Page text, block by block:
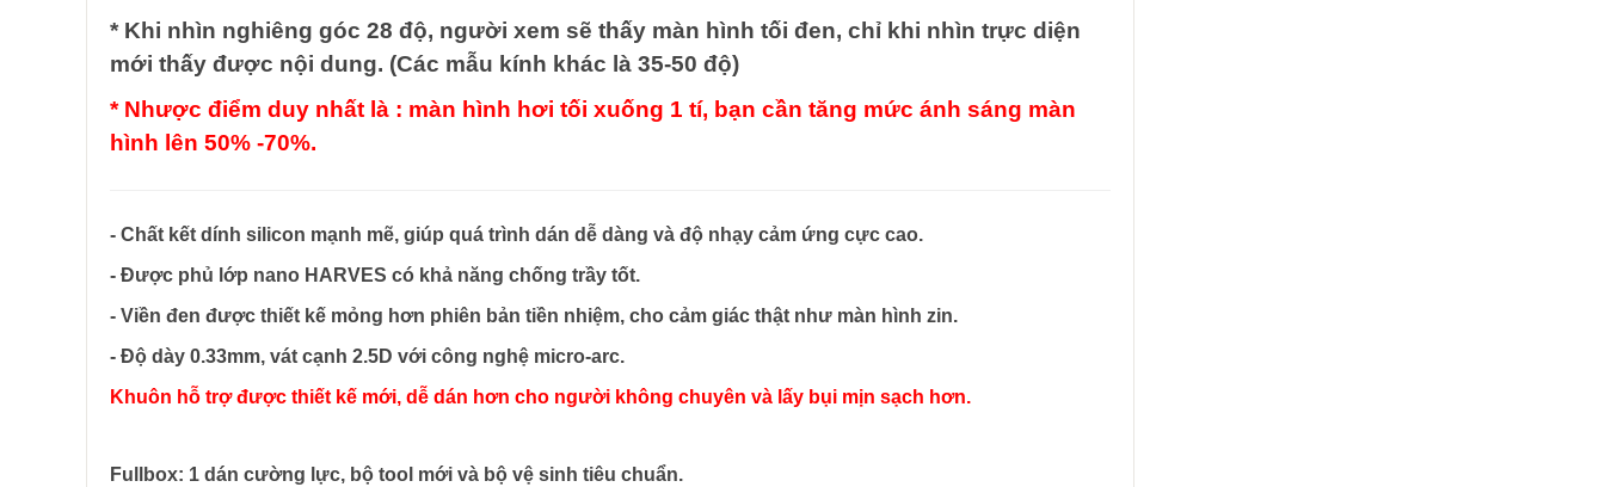
* Khi nhìn nghiêng góc 28 độ, người xem sẽ thấy màn hình tối đen, chỉ khi nhìn trực diện
mới thấy được nội dung. (Các mẫu kính khác là 35-50 độ)
* Nhược điểm duy nhất là : màn hình hơi tối xuống 1 tí, bạn cần tăng mức ánh sáng màn
hình lên 50% -70%.
- Chất kết dính silicon mạnh mẽ, giúp quá trình dán dễ dàng và độ nhạy cảm ứng cực cao.
- Được phủ lớp nano HARVES có khả năng chống trầy tốt.
- Viền đen được thiết kế mỏng hơn phiên bản tiền nhiệm, cho cảm giác thật như màn hình zin.
- Độ dày 0.33mm, vát cạnh 2.5D với công nghệ micro-arc.
Khuôn hỗ trợ được thiết kế mới, dễ dán hơn cho người không chuyên và lấy bụi mịn sạch hơn.
Fullbox: 1 dán cường lực, bộ tool mới và bộ vệ sinh tiêu chuẩn.